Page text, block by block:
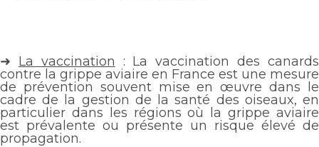
➜ La vaccination : La vaccination des canards
contre la grippe aviaire en France est une mesure
de prévention souvent mise en œuvre dans le
cadre de la gestion de la santé des oiseaux, en
particulier dans les régions où la grippe aviaire
est prévalente ou présente un risque élevé de
propagation.